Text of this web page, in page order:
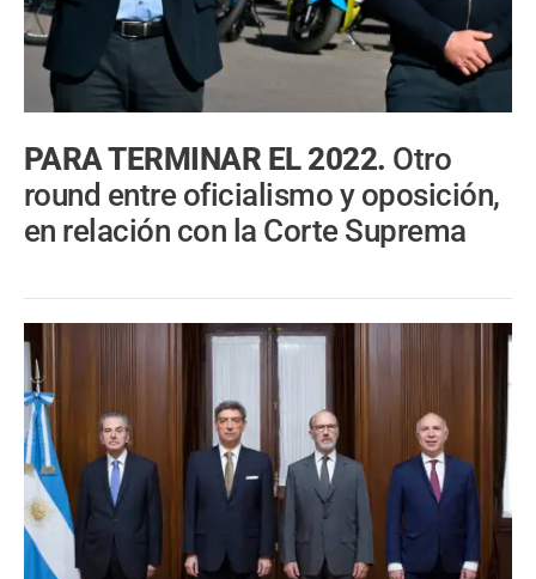
PARA TERMINAR EL 2022. Otro
round entre oficialismo y oposición,
en relación con la Corte Suprema